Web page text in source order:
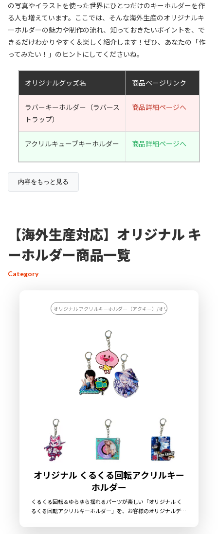
の写真やイラストを使った世界にひとつだけのキーホルダーを作
る人も増えています。ここでは、そんな海外生産のオリジナルキ
ーホルダーの魅力や制作の流れ、知っておきたいポイントを、で
きるだけわかりやすく＆楽しく紹介します！ぜひ、あなたの「作
ってみたい！」のヒントにしてくださいね。
オリジナルグッズ名 商品ページリンク
ラバーキーホルダー（ラバース
トラップ）
商品詳細ページへ
アクリルキューブキーホルダー 商品詳細ページへ
内容をもっと見る
「海外生産って安いけど大丈夫？」そんな声もよく聞きますが、
実はコストだけじゃなくデザインの自由度がめちゃくちゃ高い
なこだわり仕様も、海外生産なら実現しやすい！人件費や材料費
らに、工場によっては自社開発の特殊加工技術を持っていて、国
内ではできない表現に挑戦できる場合もあります。もちろん輸送
費や関税、納期管理などの課題もあるけど、それを含めても魅力
は十分。最近ではSDGsに配慮した再生素材の提案や、エコ包装な
どの対応をしてくれる工場もありますし、ぬい活に人気の
など、時代に合ったモノづくりができるのも海
産は強力な選択肢です。
デザインの決め はここが肝心！
「デザインはお任せで…」というのは海外生産ではちょっと危険
です。現地工場では仕様が固まっていないと混乱のもとになるの
で、デザインや仕様は最初から具体的に固めておくのが大事で
す。たとえば「PVCラバーでポップな立体感を出したい」「メタル
で高級感を演出したい」「アクリルで透明感を活かしたい」な
【海外生産対応】オリジナル キ
ーホルダー商品一覧
Category
オリジナル アクリルキーホルダー（アクキー）/オリジナル キーホルダ
オリジナル くるくる回転アクリルキー
ホルダー
くるくる回転＆ゆらゆら揺れるパーツが楽しい「オリジナル く
るくる回転アクリルキーホルダー」を、お客様のオリジナルデザ
リルキーホルダーは、透明度が高い高品質アクリル素材を採用。